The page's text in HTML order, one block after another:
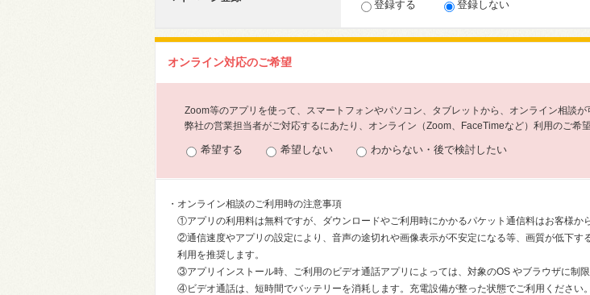
登録する
登録しない
オンライン対応のご希望
Zoom等のアプリを使って、スマートフォンやパソコン、タブレットから、オンライン相談が
弊社の営業担当者がご対応するにあたり、オンライン（Zoom、FaceTimeなど）利用のご希
希望する 希望しない わからない・後で検討したい
・オンライン相談のご利用時の注意事項
①アプリの利用料は無料ですが、ダウンロードやご利用時にかかるパケット通信料はお客様か
②通信速度やアプリの設定により、音声の途切れや画像表示が不安定になる等、画質が低下
利用を推奨します。
③アプリインストール時、ご利用のビデオ通話アプリによっては、対象のOS やブラウザに制限
④ビデオ通話は、短時間でバッテリーを消耗します。充電設備が整った状態でご利用ください。